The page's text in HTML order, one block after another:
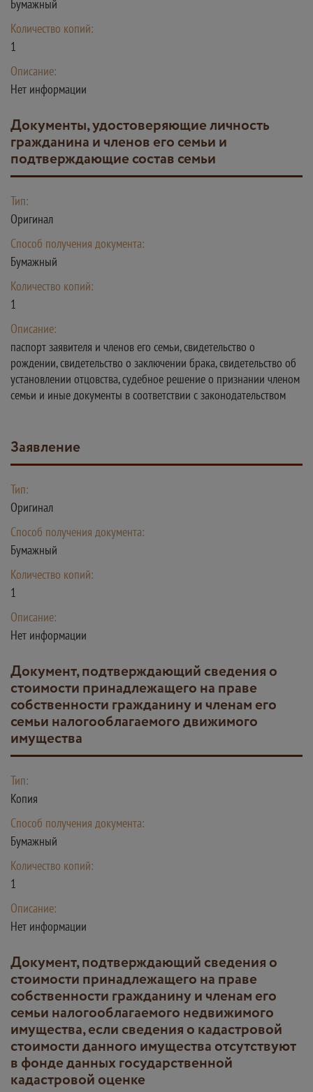
Бумажный
Количество копий:
1
Описание:
Нет информации
документы, удостоверяющие личность
гражданина и членов его семьи и
подтверждающие состав семьи
Тип:
Оригинал
Способ получения документа:
Бумажный
Количество копий:
1
Описание:
паспорт заявителя и членов его семьи, свидетельство о
рождении, свидетельство о заключении брака, свидетельство об
установлении отцовства, судебное решение о признании членом
семьи и иные документы в соответствии с законодательством
заявление
Тип:
Оригинал
Способ получения документа:
Бумажный
Количество копий:
1
Описание:
Нет информации
документ, подтверждающий сведения о
стоимости принадлежащего на праве
собственности гражданину и членам его
семьи налогооблагаемого движимого
имущества
Тип:
Копия
Способ получения документа:
Бумажный
Количество копий:
1
Описание:
Нет информации
документ, подтверждающий сведения о
стоимости принадлежащего на праве
собственности гражданину и членам его
семьи налогооблагаемого недвижимого
имущества, если сведения о кадастровой
стоимости данного имущества отсутствуют
в фонде данных государственной
кадастровой оценке